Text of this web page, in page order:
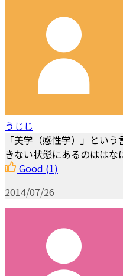
うじじ
「美学（感性学）」とい
きない状態にあるのははな
Good (1)
2014/07/26